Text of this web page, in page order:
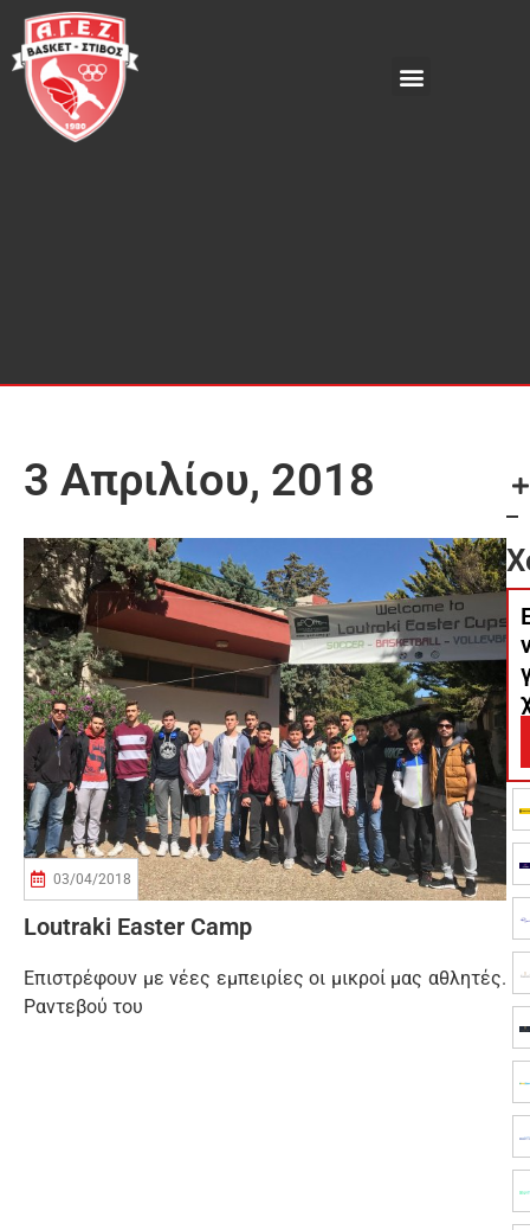
3 Απριλίου, 2018
03/04/2018
Loutraki Easter Camp
Επιστρέφουν με νέες εμπειρίες οι μικροί μας αθλητές.
Ραντεβού του